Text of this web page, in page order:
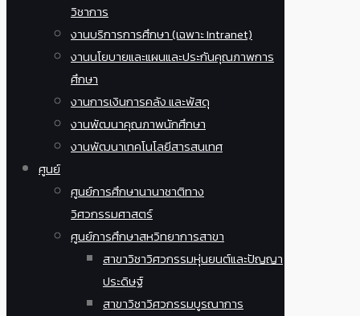
วิชาการ
งานบริการการศึกษา (เฉพาะ Intranet)
งานนโยบายและแผนและประกันคุณภาพการ
ศึกษา
งานการเงินการคลัง และพัสดุ
งานพัฒนาคุณภาพนักศึกษา
งานพัฒนาเทคโนโลยีสารสนเทศ
ศูนย์
ศูนย์การศึกษานานาชาติทาง
วิศวกรรมศาสตร์
ศูนย์การศึกษาสหวิทยาการสาขา
สาขาวิชาวิศวกรรมหุ่นยนต์และปัญญา
ประดิษฐ์
สาขาวิชาวิศวกรรมบูรณาการ